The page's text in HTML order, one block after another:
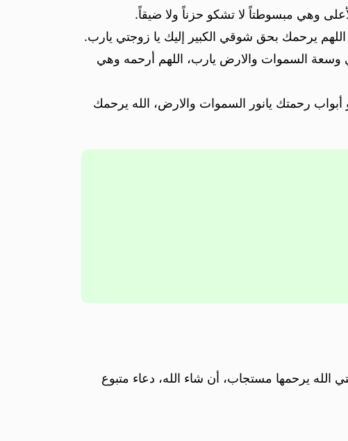
وهي مبسوطتاً لا تشكو حزناً ولا ضيقاً.
يرحمك بحق شوقي الكبير إليك يا زوجتي يارب.
وسعة السموات والارض يارب، اللهم أرحمه وهي
أبواب رحمتك يانور السموات والارض، الله يرحمك
يرحمها مستجاب، أن شاء الله، دعاء متبوع